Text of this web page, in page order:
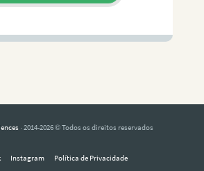
· 2014-2026 © Todos os direitos reservados
Instagram Política de Privacidade